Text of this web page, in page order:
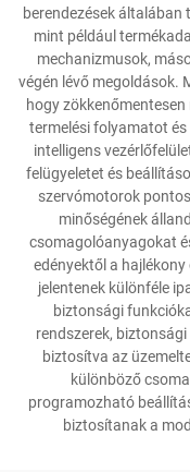
Szolgáltatás
Hírek
Kapcsolat
berendezések
mint például
mechanizmusok,
végén lévő megoldások.
hogy
termelési folyamatot
intelligens
felügyeletet és
szervómotorok
minőségének
csomagolóanyagokat
edényektől a
jelentenek különféle
biztonsági
rendszerek,
biztosítva az
különböző
programozható
biztosítanak a